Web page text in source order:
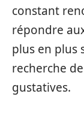
constant
répondre
plus en plus
recherche
gustatives.